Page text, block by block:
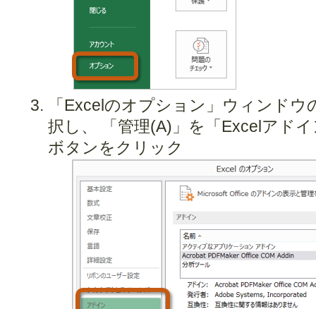
「Excelのオプション」ウィンド
択し、 「管理(A)」を「Excelアド
ボタンをクリック